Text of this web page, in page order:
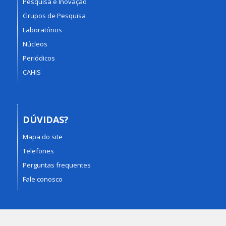
Grupos de Pesquisa
Laboratórios
Núcleos
Periódicos
CAHIS
DÚVIDAS?
Mapa do site
Telefones
Perguntas frequentes
Fale conosco